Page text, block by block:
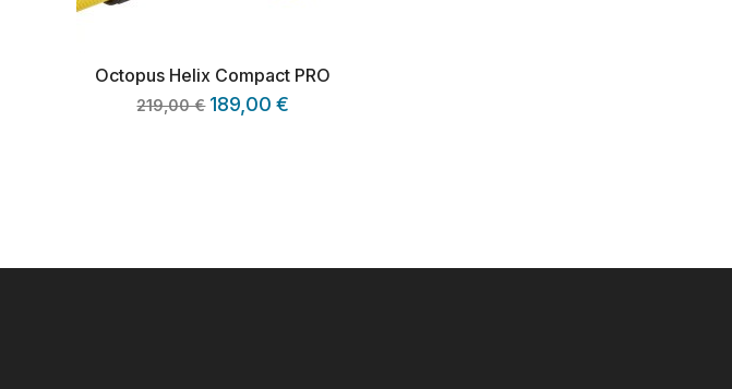
Octopus Helix Compact PRO
219,00 € 189,00 €